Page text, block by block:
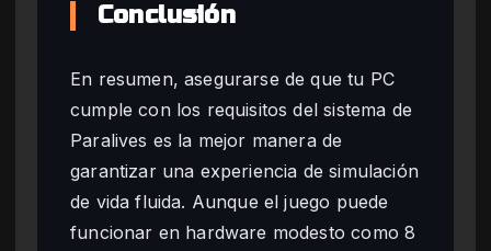
Conclusión
En resumen, asegurarse de que tu PC
cumple con los requisitos del sistema de
Paralives es la mejor manera de
garantizar una experiencia de simulación
de vida fluida. Aunque el juego puede
funcionar en hardware modesto como 8